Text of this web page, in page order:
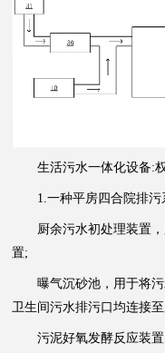
生活污水一体化设备:
1.一种平房四合院排污
厨余污水初处理装置，
置;
曝气沉砂池，用于将污
卫生间污水排污口均连接
污泥好氧发酵反应装置